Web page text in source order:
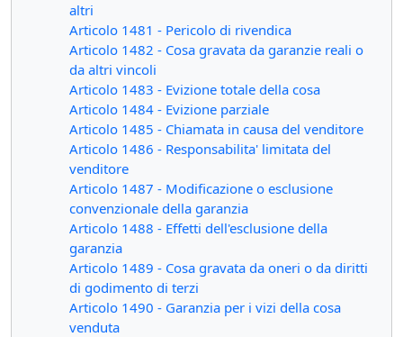
altri
Articolo 1481 - Pericolo di rivendica
Articolo 1482 - Cosa gravata da garanzie reali o
da altri vincoli
Articolo 1483 - Evizione totale della cosa
Articolo 1484 - Evizione parziale
Articolo 1485 - Chiamata in causa del venditore
Articolo 1486 - Responsabilita' limitata del
venditore
Articolo 1487 - Modificazione o esclusione
convenzionale della garanzia
Articolo 1488 - Effetti dell'esclusione della
garanzia
Articolo 1489 - Cosa gravata da oneri o da diritti
di godimento di terzi
Articolo 1490 - Garanzia per i vizi della cosa
venduta